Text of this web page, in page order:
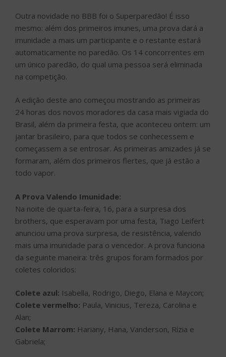
Outra novidade no BBB foi o Superparedão! É isso
mesmo: além dos primeiros imunes, uma prova dará a
imunidade a mais um participante e o restante estará
automaticamente no paredão. Os 14 concorrentes em
um único paredão, do qual uma pessoa será eliminada
na competição.
A edição deste ano começou mostrando as primeiras
24 horas dos novos moradores da casa mais vigiada do
Brasil, além da primeira festa, que aconteceu ontem: um
jantar brasileiro, para que todos se conhecessem e
começassem a se entrosar. As primeiras amizades já se
formaram, além dos primeiros flertes, que já estão a
todo vapor.
A Prova Valendo Imunidade:
Na noite de quarta-feira, 16, para a surpresa dos
brothers, que esperavam por uma festa, Tiago Leifert
anunciou uma prova surpresa, de resistência, valendo
mais uma imunidade para o vencedor. A prova funciona
da seguinte maneira: três grupos foram formados por
coletes coloridos:
Colete azul: Isabella, Rodrigo, Diego, Elana e Maycon;
Colete vermelho: Paula, Vinicius, Tereza, Carolina e
Alan;
Colete Marrom: Hariany, Hana, Vanderson, Rízia e
Gabriela;